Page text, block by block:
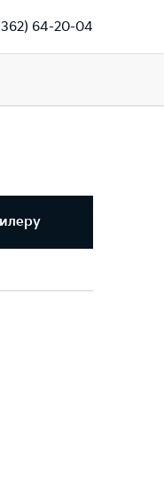
64-20-04